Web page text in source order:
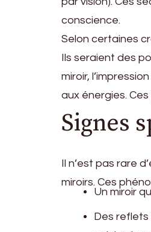
conscience.
Selon certaines
Ils seraient des
miroir,
aux énergies.
Signes
Il n’est pas rare
miroirs. Ces
Un miroir
Des reflets